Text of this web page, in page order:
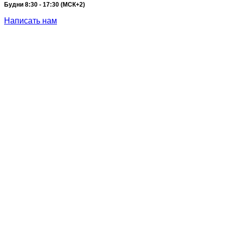
Будни 8:30 - 17:30 (МСК+2)
Написать нам